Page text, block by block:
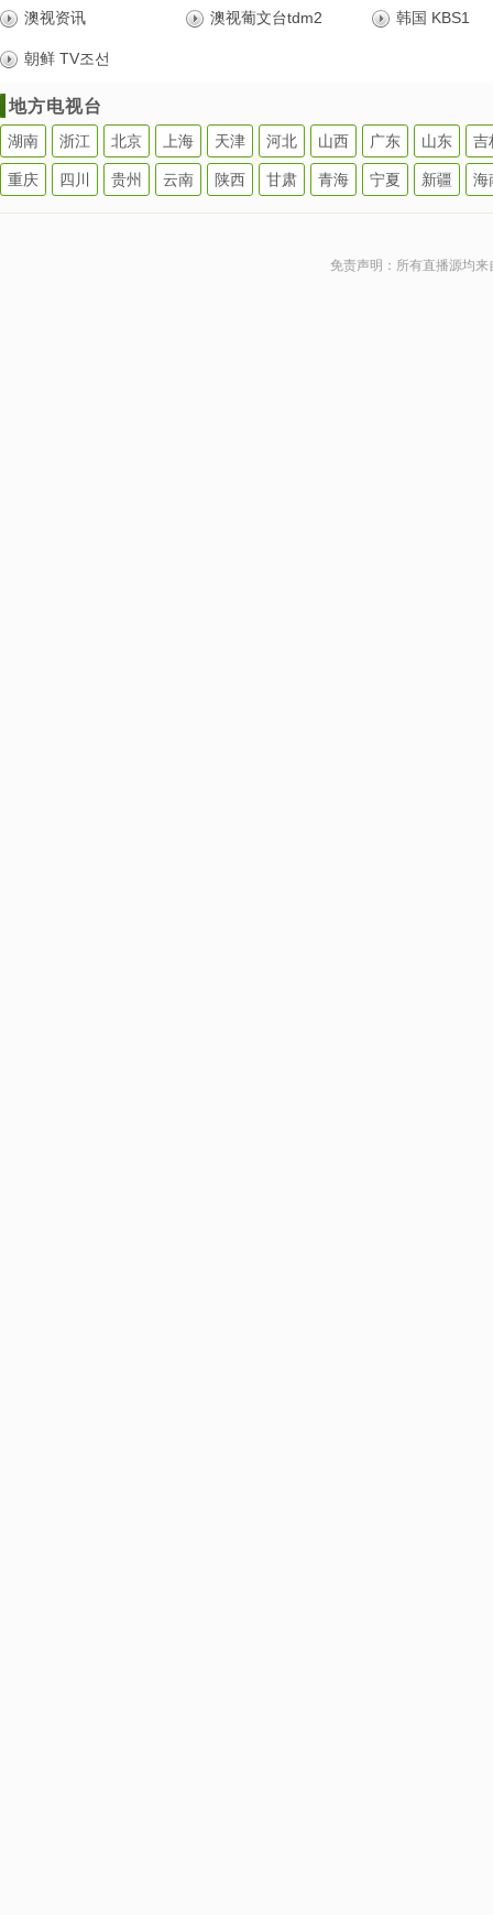
澳视资讯 澳视葡文台tdm2 韩国 KBS1
朝鲜 TV조선
地方电视台
湖南 浙江 北京 上海 天津 河北 山西 广东 山东 吉
重庆 四川 贵州 云南 陕西 甘肃 青海 宁夏 新疆 海
免责声明：所有直播源均